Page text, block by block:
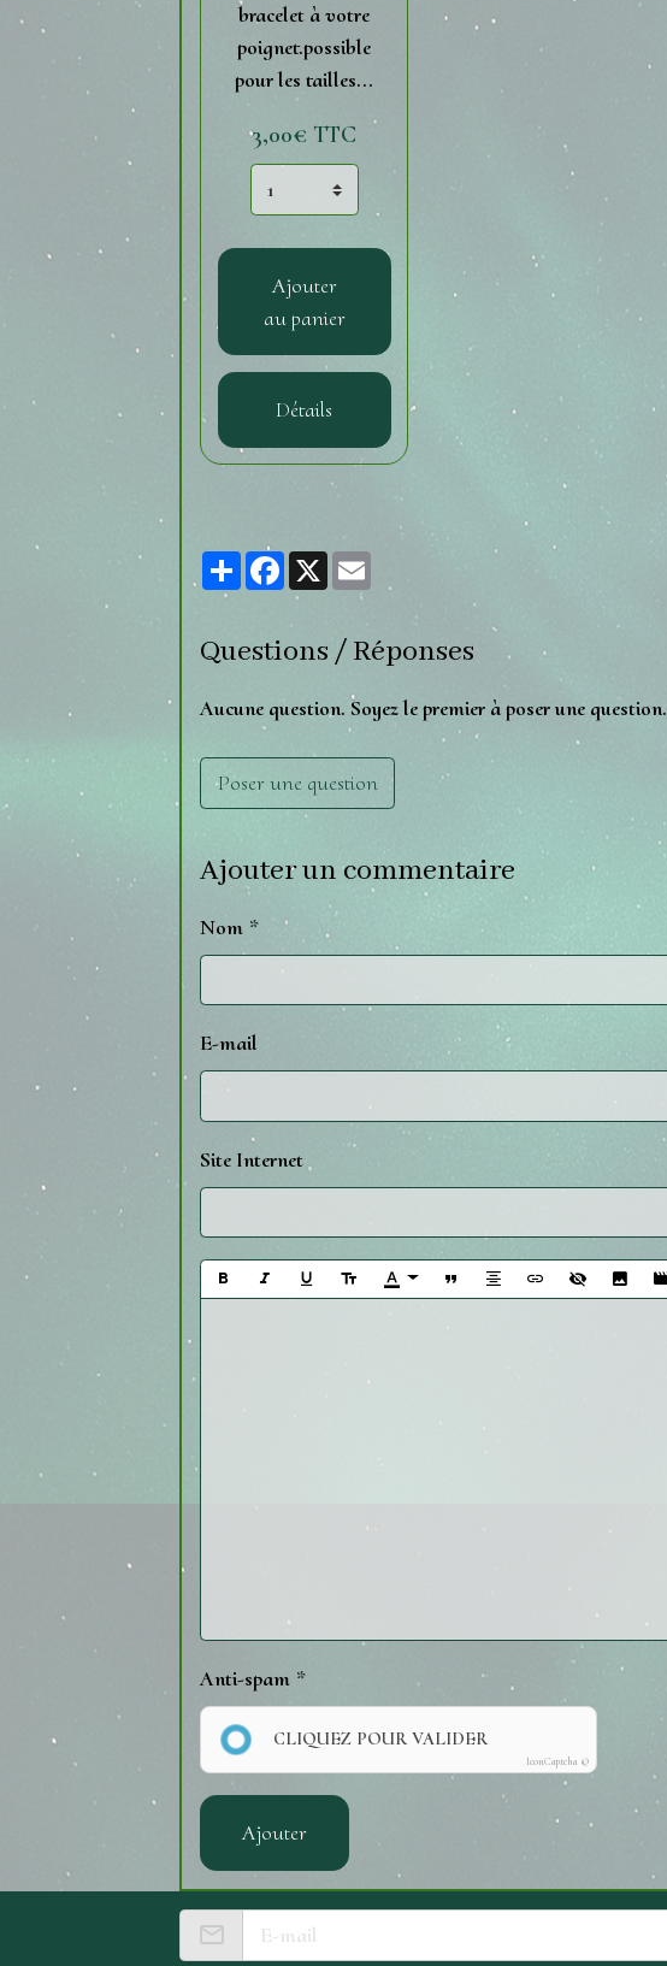
bracelet à votre
poignet.possible
pour les tailles...
3,00€ TTC
Ajouter
au panier
Détails
PartagerFacebook
X
Questions / Réponses
Aucune question. Soyez le premier à poser une question.
Poser une question
Ajouter un commentaire
Nom
E-mail
Site Internet
Anti-spam
CLIQUEZ POUR VALIDER
IconCaptcha ©
Ajouter